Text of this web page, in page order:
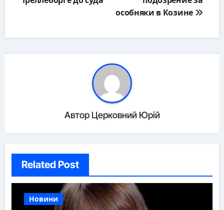
особняки в Козине
Автор Церковний Юрій
Related Post
Новини